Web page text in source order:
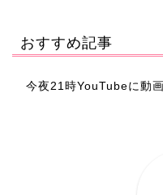
おすすめ記事
今夜21時YouTubeに動画